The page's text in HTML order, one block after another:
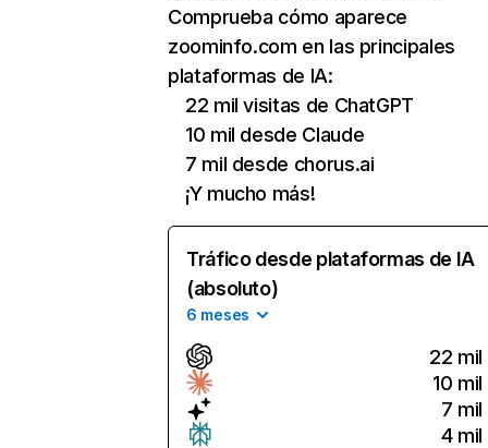
Comprueba cómo aparece
zoominfo.com en las principales
plataformas de IA:
22 mil visitas de ChatGPT
10 mil desde Claude
7 mil desde chorus.ai
¡Y mucho más!
Tráfico desde plataformas de IA
(absoluto)
6 meses
22 mil
10 mil
7 mil
4 mil